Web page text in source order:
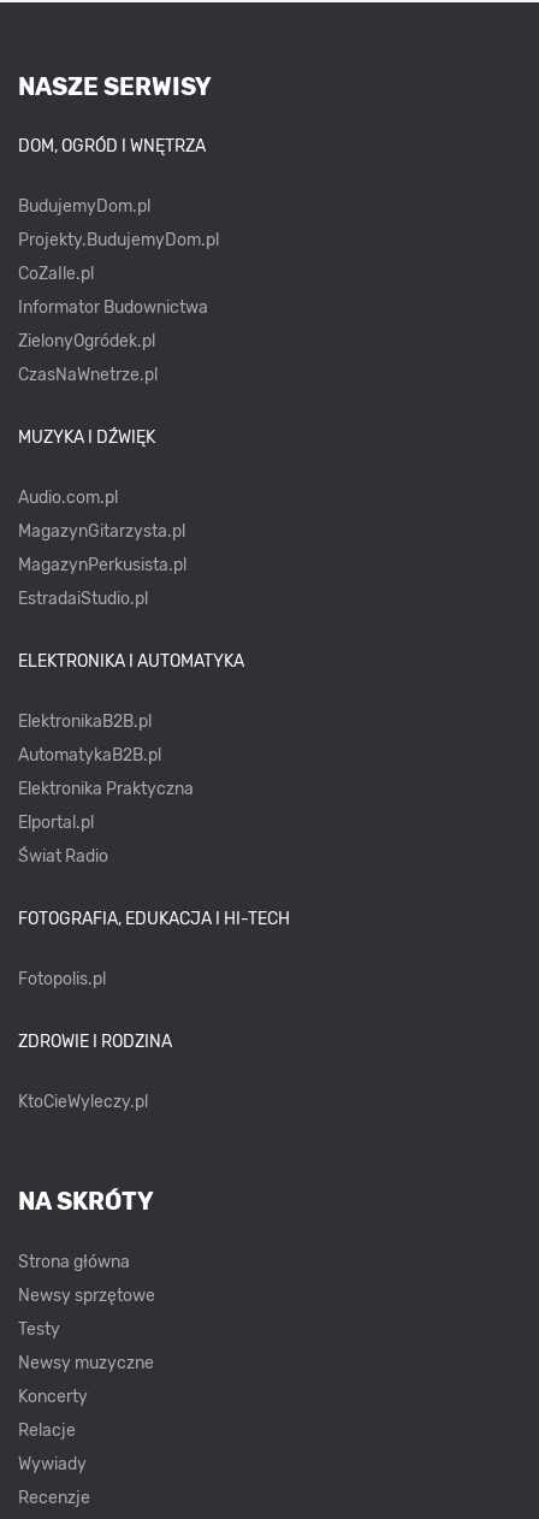
NASZE SERWISY
DOM, OGRÓD I WNĘTRZA
BudujemyDom.pl
Projekty.BudujemyDom.pl
CoZaIle.pl
Informator Budownictwa
ZielonyOgródek.pl
CzasNaWnetrze.pl
MUZYKA I DŹWIĘK
Audio.com.pl
MagazynGitarzysta.pl
MagazynPerkusista.pl
EstradaiStudio.pl
ELEKTRONIKA I AUTOMATYKA
ElektronikaB2B.pl
AutomatykaB2B.pl
Elektronika Praktyczna
Elportal.pl
Świat Radio
FOTOGRAFIA, EDUKACJA I HI-TECH
Fotopolis.pl
ZDROWIE I RODZINA
KtoCieWyleczy.pl
NA SKRÓTY
Strona główna
Newsy sprzętowe
Testy
Newsy muzyczne
Koncerty
Relacje
Wywiady
Recenzje